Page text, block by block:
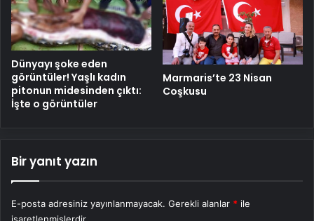
Dünyayı şoke eden
görüntüler! Yaşlı kadın
pitonun midesinden çıktı:
İşte o görüntüler
Marmaris’te 23 Nisan
Coşkusu
Bir yanıt yazın
E-posta adresiniz yayınlanmayacak. Gerekli alanlar * ile
işaretlenmişlerdir